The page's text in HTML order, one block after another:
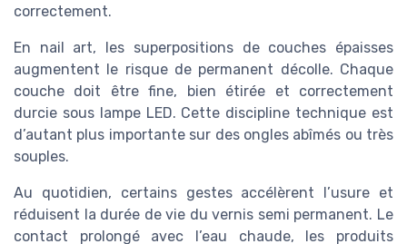
correctement.
En nail art, les superpositions de couches épaisses
augmentent le risque de permanent décolle. Chaque
couche doit être fine, bien étirée et correctement
durcie sous lampe LED. Cette discipline technique est
d’autant plus importante sur des ongles abîmés ou très
souples.
Au quotidien, certains gestes accélèrent l’usure et
réduisent la durée de vie du vernis semi permanent. Le
contact prolongé avec l’eau chaude, les produits